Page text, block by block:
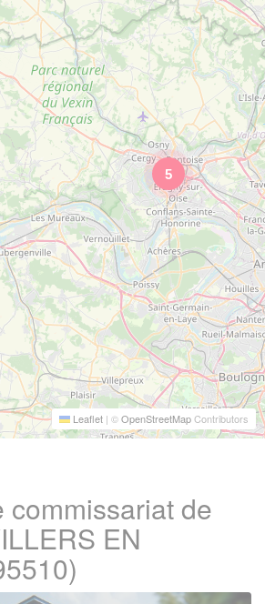
5
Leaflet | ©OpenStreetMapContributors
commissariat de
EN